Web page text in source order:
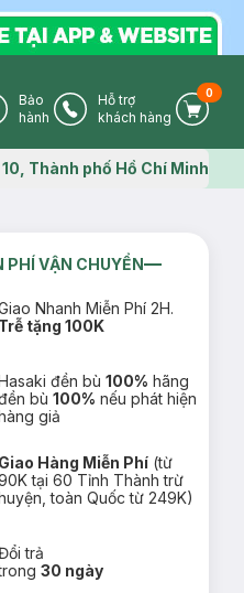
Warranty Icon
Bảo
hành
Phone Icon
Hỗ trợ
khách hàng
Cart
0
Map icon
Thành phố Hồ Chí Minh
PHÍ VẬN CHUYỂN
Nhanh Miễn Phí 2H.
Trễ tặng 100K
đền bù100% hãng
bù100% nếu phát hiện
giả
Giao Hàng Miễn Phí (từ
tại 60 Tỉnh Thành trừ
toàn Quốc từ 249K)
trả
30 ngày